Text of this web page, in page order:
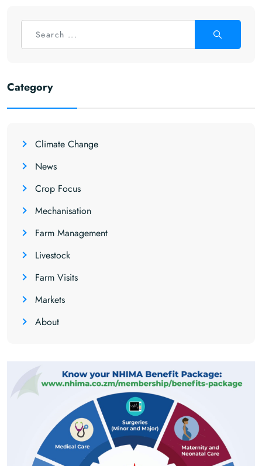
Category
Climate Change
News
Crop Focus
Mechanisation
Farm Management
Livestock
Farm Visits
Markets
About